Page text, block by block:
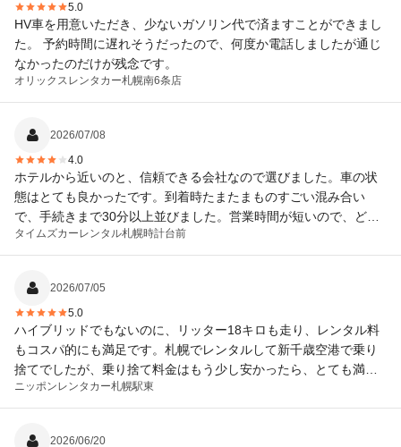
5.0
HV車を用意いただき、少ないガソリン代で済ますことができまし
た。 予約時間に遅れそうだったので、何度か電話しましたが通じ
なかったのだけが残念です。
オリックスレンタカー札幌南6条店
2026/07/08
4.0
ホテルから近いのと、信頼できる会社なので選びました。車の状
態はとても良かったです。到着時たまたまものすごい混み合い
で、手続きまで30分以上並びました。営業時間が短いので、どう
しても長く借りることになるのが痛いところです。
タイムズカーレンタル札幌時計台前
2026/07/05
5.0
ハイブリッドでもないのに、リッター18キロも走り、レンタル料
もコスパ的にも満足です。札幌でレンタルして新千歳空港で乗り
捨てでしたが、乗り捨て料金はもう少し安かったら、とても満足
になったと思います。
ニッポンレンタカー札幌駅東
2026/06/20